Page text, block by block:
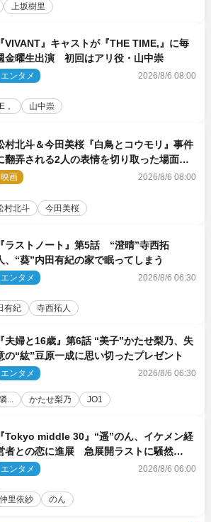
上坂樹里
『VIVANT』キャストが『THE TIME,』に毎
金曜生出演 初回はアリ役・山中崇
エンタメ 2026/8/6 08:00
， 山中崇
村北斗＆今田美桜『白鳥とコウモリ』事件
翻弄される2人の表情を切り取った場面写
解禁
映画 2026/8/6 08:00
村北斗 今田美桜
ラストノート』第5話 “澄晴”寺西拓
、“葵”内田有紀の家で眠ってしまう
エンタメ 2026/8/6 06:30
有紀 寺西拓人
夫婦と16歳』第6話 “美子”かたせ梨乃、失
の“紘”豆原一成に思い切ったプレゼント
エンタメ 2026/8/6 06:30
... かたせ梨乃 JO1
『Tokyo middle 30』“遥”のん、イケメン経
者との恋に進展 急展開ラストに騒然
え…いきなり」「嫌な予感」
エンタメ 2026/8/6 06:00
仲里依紗 のん